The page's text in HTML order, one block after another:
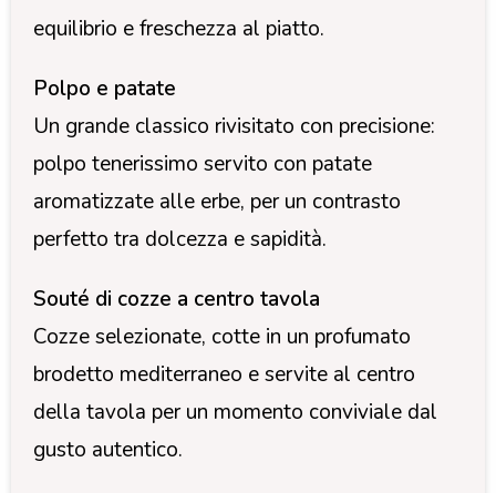
equilibrio e freschezza al piatto.
Polpo e patate
Un grande classico rivisitato con precisione:
polpo tenerissimo servito con patate
aromatizzate alle erbe, per un contrasto
perfetto tra dolcezza e sapidità.
Souté di cozze a centro tavola
Cozze selezionate, cotte in un profumato
brodetto mediterraneo e servite al centro
della tavola per un momento conviviale dal
gusto autentico.